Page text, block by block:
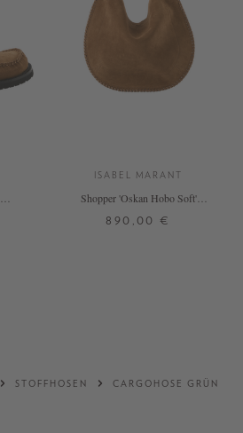
ISABEL MARANT
Shopper 'Oskan Hobo Soft'
890,00 €
STOFFHOSEN CARGOHOSE GRÜN